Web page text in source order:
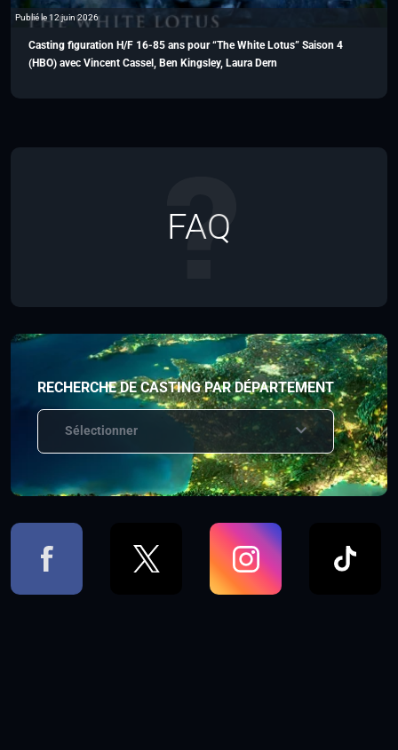
Publié le 12 juin 2026
Casting figuration H/F 16-85 ans pour “The White Lotus” Saison 4
(HBO) avec Vincent Cassel, Ben Kingsley, Laura Dern
FAQ
RECHERCHE DE CASTING PAR DÉPARTEMENT
Sélectionner